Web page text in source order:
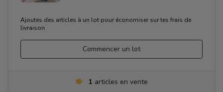
Ajoutes des articles à un lot pour économiser sur tes frais de
livraison
Commencer un lot
1 articles en vente